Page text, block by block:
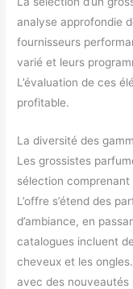
analyse approfondie
fournisseurs
varié et leurs
L’évaluation de ces
profitable.
La diversité des
Les grossistes
sélection
L’offre s’étend des
d’ambiance, en
catalogues incluent
cheveux et les
avec des nouveautés